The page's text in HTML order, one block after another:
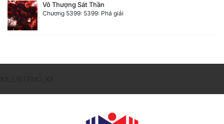
Vô Thượng Sát Thần
Chương 5399: 5399: Phá giải